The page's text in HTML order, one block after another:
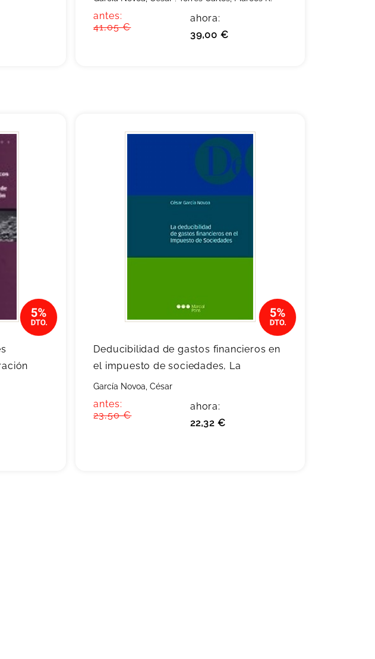
antes:
41,05 €
ahora:
39,00 €
Deducibilidad de gastos financieros en
el impuesto de sociedades, La
García Novoa, César
antes:
23,50 €
ahora:
22,32 €